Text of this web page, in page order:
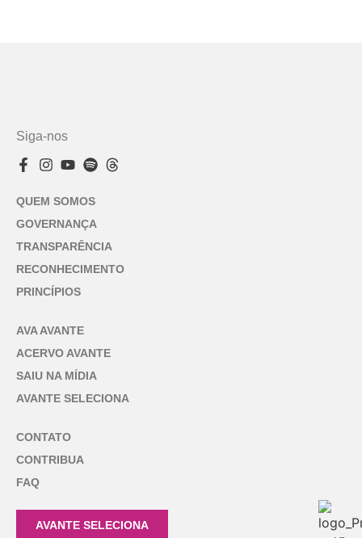
Siga-nos
QUEM SOMOS
GOVERNANÇA
TRANSPARÊNCIA
RECONHECIMENTO
PRINCÍPIOS
AVA AVANTE
ACERVO AVANTE
SAIU NA MÍDIA
AVANTE SELECIONA
CONTATO
CONTRIBUA
FAQ
AVANTE SELECIONA